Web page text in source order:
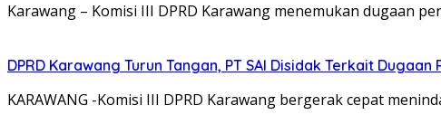
Karawang – Komisi III DPRD Karawang menemukan dugaan
DPRD Karawang Turun Tangan, PT SAI Disidak Terkait
KARAWANG -Komisi III DPRD Karawang bergerak cepat